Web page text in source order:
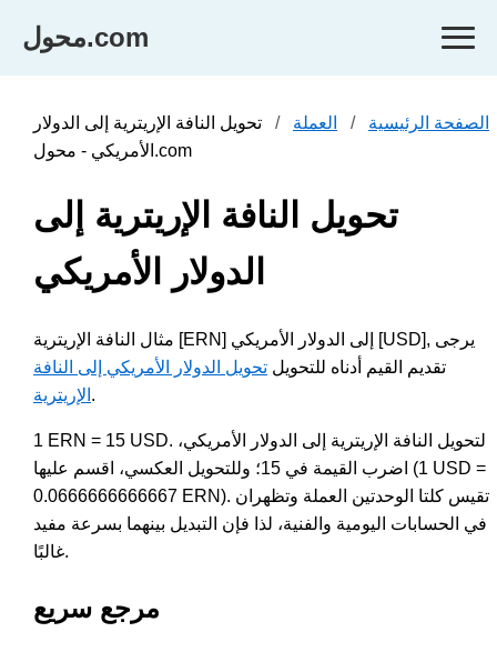
محول.com
الصفحة الرئيسية العملة
تحويل النافة الإريترية إلى الدولار
الأمريكي - محول.com
تحويل النافة الإريترية إلى
الدولار الأمريكي
مثال النافة الإريترية [ERN] إلى الدولار الأمريكي [USD], يرجى
تقديم القيم أدناه للتحويل تحويل الدولار الأمريكي إلى النافة
الإريترية .
1 ERN = 15 USD. لتحويل النافة الإريترية إلى الدولار الأمريكي،
اضرب القيمة في 15؛ وللتحويل العكسي، اقسم عليها (1 USD =
0.0666666666667 ERN). تقيس كلتا الوحدتين العملة وتظهران
في الحسابات اليومية والفنية، لذا فإن التبديل بينهما بسرعة مفيد
غالبًا.
مرجع سريع